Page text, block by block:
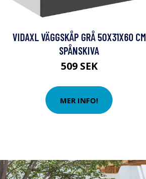
VIDAXL VÄGGSKÅP GRÅ 50X31X60 CM
SPÅNSKIVA
509 SEK
MER INFO!